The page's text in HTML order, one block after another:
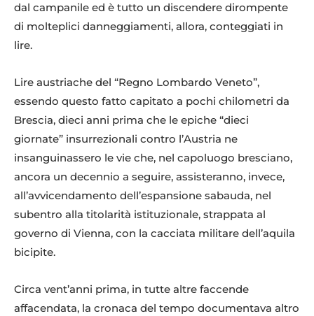
dal campanile ed è tutto un discendere dirompente
di molteplici danneggiamenti, allora, conteggiati in
lire.
Lire austriache del “Regno Lombardo Veneto”,
essendo questo fatto capitato a pochi chilometri da
Brescia, dieci anni prima che le epiche “dieci
giornate” insurrezionali contro l’Austria ne
insanguinassero le vie che, nel capoluogo bresciano,
ancora un decennio a seguire, assisteranno, invece,
all’avvicendamento dell’espansione sabauda, nel
subentro alla titolarità istituzionale, strappata al
governo di Vienna, con la cacciata militare dell’aquila
bicipite.
Circa vent’anni prima, in tutte altre faccende
affacendata, la cronaca del tempo documentava altro